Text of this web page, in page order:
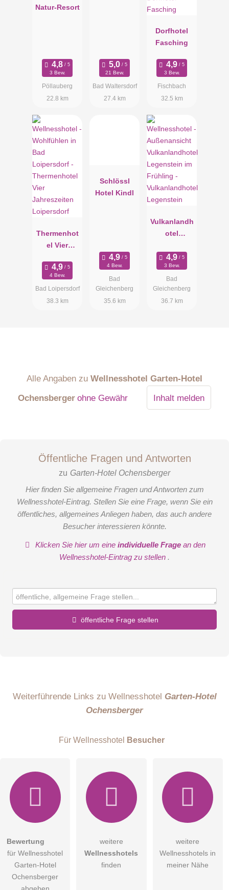
Natur-Resort
3 Bew.
Pöllauberg
22.8 km
21 Bew.
Bad Waltersdorf
27.4 km
Dorfhotel
Fasching
3 Bew.
Fischbach
32.5 km
Thermenhot
el Vier
Loipersdorf
4 Bew.
Bad Loipersdorf
38.3 km
Schlössl
Hotel Kindl
4 Bew.
Bad
Gleichenberg
35.6 km
Vulkanlandh
otel
3 Bew.
Bad
Gleichenberg
36.7 km
Alle Angaben zu Wellnesshotel Garten-Hotel
Ochensberger ohne Gewähr Inhalt melden
Öffentliche Fragen und Antworten
zu Garten-Hotel Ochensberger
Hier finden Sie allgemeine Fragen und Antworten zum
Wellnesshotel-Eintrag. Stellen Sie eine Frage, wenn Sie ein
öffentliches, allgemeines Anliegen haben, das auch andere
Besucher interessieren könnte.
Klicken Sie hier um eineindividuelle Frage an den
Wellnesshotel-Eintrag zu stellen .
öffentliche Frage stellen
DieDatenschutzerklärunghabe ich zur Kenntnis genommen.
öffentliche Frage stellen
Weiterführende Links zu Wellnesshotel Garten-Hotel
Ochensberger
Für Wellnesshotel Besucher
Bewertung
für Wellnesshotel
Garten-Hotel
Ochensberger
abgeben
weitere
Wellnesshotels
finden
weitere
Wellnesshotels in
meiner Nähe